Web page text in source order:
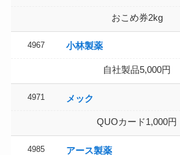
おこめ券2kg
4967 小林製薬
自社製品5,000円
4971 メック
QUOカード1,000円
4985 アース製薬